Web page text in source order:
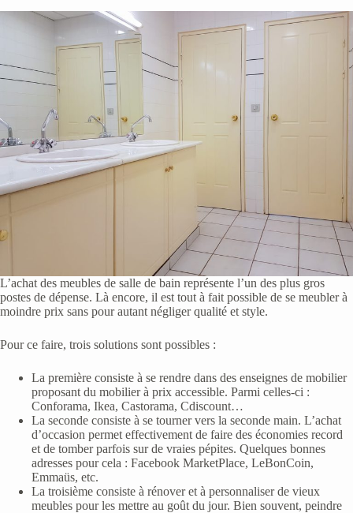
L’achat des meubles de salle de bain représente l’un des plus gros
postes de dépense. Là encore, il est tout à fait possible de se meubler à
moindre prix sans pour autant négliger qualité et style.
Pour ce faire, trois solutions sont possibles :
La première consiste à se rendre dans des enseignes de mobilier
proposant du mobilier à prix accessible. Parmi celles-ci :
Conforama, Ikea, Castorama, Cdiscount…
La seconde consiste à se tourner vers la seconde main. L’achat
d’occasion permet effectivement de faire des économies record
et de tomber parfois sur de vraies pépites. Quelques bonnes
adresses pour cela : Facebook MarketPlace, LeBonCoin,
Emmaüs, etc.
La troisième consiste à rénover et à personnaliser de vieux
meubles pour les mettre au goût du jour. Bien souvent, peindre